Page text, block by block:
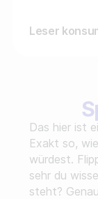
Leser
Das hier ist
Exakt so,
würdest.
sehr du
steht?